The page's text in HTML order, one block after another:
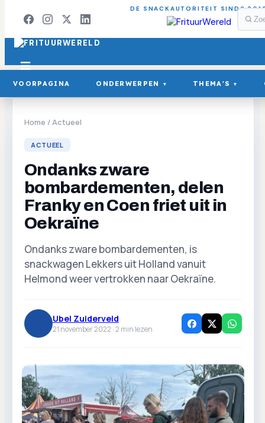
DE SNACKAUTORITEIT SINDS
VOORPAGINA ONDERWERPEN ▾ THEMA'S ▾
Home /Actueel
ACTUEEL
Ondanks zware
bombardementen, delen
Franky en Coen friet uit in
Oekraïne
Ondanks zware bombardementen, is
snackwagen Lekkers uit Holland vanuit
Helmond weer vertrokken naar Oekraïne.
Ubel Zuiderveld
21 november 2022 ·2 min lezen